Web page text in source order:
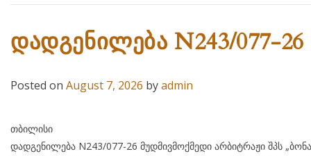
დადგენილება N243/077-26
Posted on August 7, 2026 byadmin
თბილისი 07
დადგენილება N243/077-26 მუდმივმოქმედი არბიტრაჟი შპს